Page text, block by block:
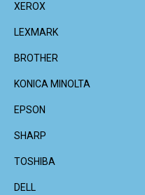
XEROX
LEXMARK
BROTHER
KONICA MINOLTA
EPSON
SHARP
TOSHIBA
DELL